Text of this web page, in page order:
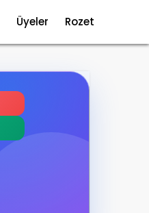
Üyeler Rozet